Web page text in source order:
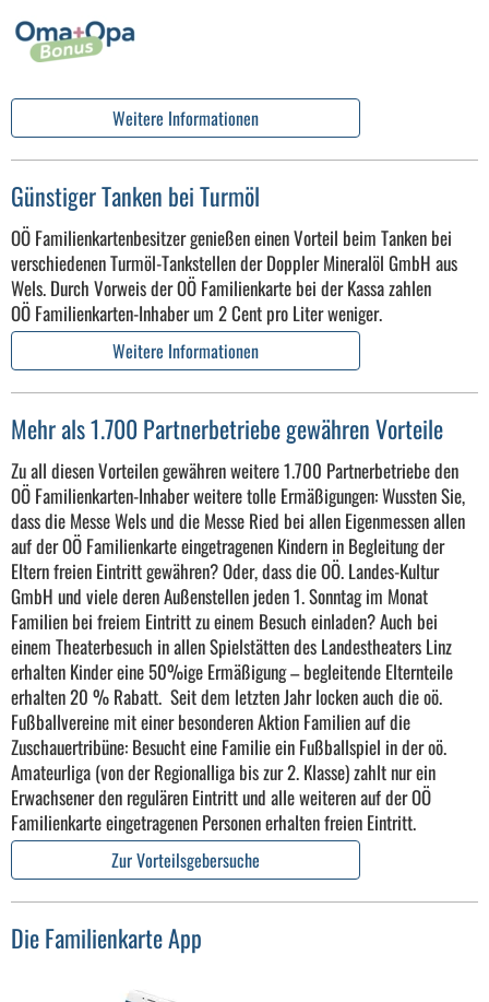
Weitere Informationen
Günstiger Tanken bei Turmöl
OÖ Familienkartenbesitzer genießen einen Vorteil beim Tanken bei
verschiedenen Turmöl-Tankstellen der Doppler Mineralöl GmbH aus
Wels. Durch Vorweis der OÖ Familienkarte bei der Kassa zahlen
OÖ Familienkarten-Inhaber um 2 Cent pro Liter weniger.
Weitere Informationen
Mehr als 1.700 Partnerbetriebe gewähren Vorteile
Zu all diesen Vorteilen gewähren weitere 1.700 Partnerbetriebe den
OÖ Familienkarten-Inhaber weitere tolle Ermäßigungen:Wussten Sie,
dass die Messe Wels und die Messe Ried bei allen Eigenmessen allen
auf der OÖ Familienkarte eingetragenen Kindern in Begleitung der
Eltern freien Eintritt gewähren? Oder, dass die OÖ. Landes-Kultur
GmbH und viele deren Außenstellen jeden 1. Sonntag im Monat
Familien bei freiem Eintritt zu einem Besuch einladen? Auch bei
einem Theaterbesuch in allen Spielstätten des Landestheaters Linz
erhalten Kinder eine 50%ige Ermäßigung – begleitende Elternteile
erhalten 20 % Rabatt. Seit dem letzten Jahr locken auch die oö.
Fußballvereine mit einer besonderen Aktion Familien auf die
Zuschauertribüne: Besucht eine Familie ein Fußballspiel in der oö.
Amateurliga (von der Regionalliga bis zur 2. Klasse) zahlt nur ein
Erwachsener den regulären Eintritt und alle weiteren auf der OÖ
Familienkarte eingetragenen Personen erhalten freien Eintritt.
Zur Vorteilsgebersuche
Die Familienkarte App